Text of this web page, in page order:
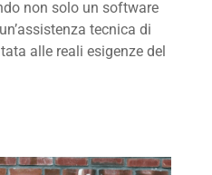
non solo un software
tecnica di
alle reali esigenze del